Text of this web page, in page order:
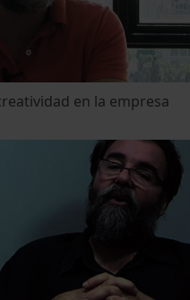
en la empresa